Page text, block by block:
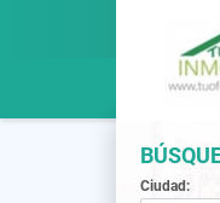
Ciudad: